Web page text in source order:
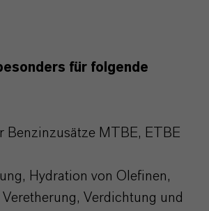
für folgende
Benzinzusätze MTBE, ETBE
Hydration von Olefinen,
Verdichtung und